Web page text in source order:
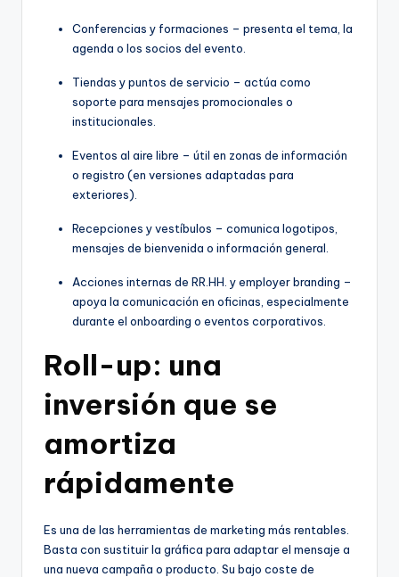
Conferencias y formaciones – presenta el tema, la
agenda o los socios del evento.
Tiendas y puntos de servicio – actúa como
soporte para mensajes promocionales o
institucionales.
Eventos al aire libre – útil en zonas de información
o registro (en versiones adaptadas para
exteriores).
Recepciones y vestíbulos – comunica logotipos,
mensajes de bienvenida o información general.
Acciones internas de RR.HH. y employer branding –
apoya la comunicación en oficinas, especialmente
durante el onboarding o eventos corporativos.
Roll-up: una
inversión que se
amortiza
rápidamente
Es una de las herramientas de marketing más rentables.
Basta con sustituir la gráfica para adaptar el mensaje a
una nueva campaña o producto. Su bajo coste de